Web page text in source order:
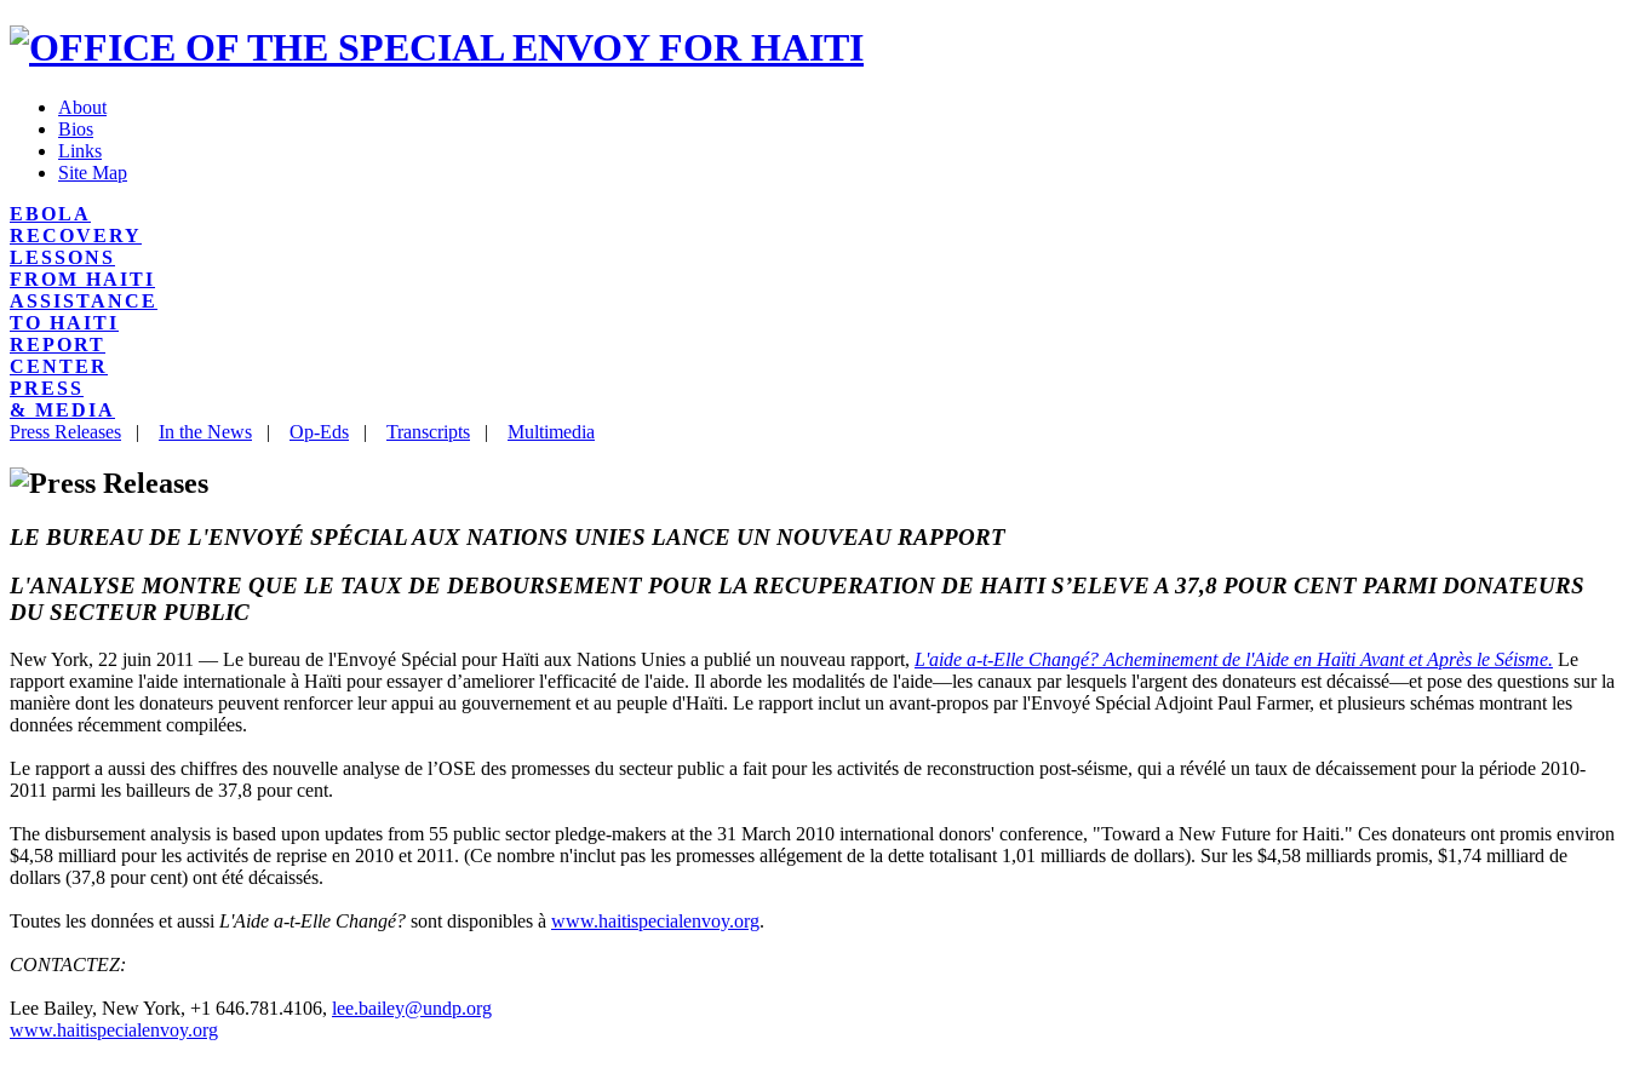
About
Bios
Links
Site Map
EBOLA
RECOVERY
LESSONS
FROM HAITI
ASSISTANCE
TO HAITI
REPORT
CENTER
PRESS
& MEDIA
Press Releases | In the News | Op-Eds | Transcripts | Multimedia
LE BUREAU DE L'ENVOYÉ SPÉCIAL AUX NATIONS UNIES LANCE UN NOUVEAU RAPPORT
L'ANALYSE MONTRE QUE LE TAUX DE DEBOURSEMENT POUR LA RECUPERATION DE HAITI S’ELEVE A 37,8 POUR CENT PARMI DONATEURS
DU SECTEUR PUBLIC
New York, 22 juin 2011 — Le bureau de l'Envoyé Spécial pour Haïti aux Nations Unies a publié un nouveau rapport, L'aide a-t-Elle Changé? Acheminement de l'Aide en Haïti Avant et Après le Séisme. Le
rapport examine l'aide internationale à Haïti pour essayer d’ameliorer l'efficacité de l'aide. Il aborde les modalités de l'aide—les canaux par lesquels l'argent des donateurs est décaissé—et pose des questions sur la
manière dont les donateurs peuvent renforcer leur appui au gouvernement et au peuple d'Haïti. Le rapport inclut un avant-propos par l'Envoyé Spécial Adjoint Paul Farmer, et plusieurs schémas montrant les
données récemment compilées.
Le rapport a aussi des chiffres des nouvelle analyse de l’OSE des promesses du secteur public a fait pour les activités de reconstruction post-séisme, qui a révélé un taux de décaissement pour la période 2010-
2011 parmi les bailleurs de 37,8 pour cent.
The disbursement analysis is based upon updates from 55 public sector pledge-makers at the 31 March 2010 international donors' conference, "Toward a New Future for Haiti." Ces donateurs ont promis environ
$4,58 milliard pour les activités de reprise en 2010 et 2011. (Ce nombre n'inclut pas les promesses allégement de la dette totalisant 1,01 milliards de dollars). Sur les $4,58 milliards promis, $1,74 milliard de
dollars (37,8 pour cent) ont été décaissés.
Toutes les données et aussi L'Aide a-t-Elle Changé? sont disponibles à www.haitispecialenvoy.org.
CONTACTEZ:
Lee Bailey, New York, +1 646.781.4106, lee.bailey@undp.org
www.haitispecialenvoy.org